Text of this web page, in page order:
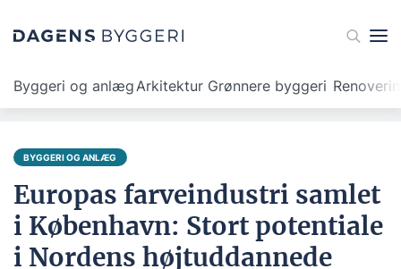
Byggeri og anlægArkitektur Grønnere byggeri
BYGGERI OG ANLÆG
Europas farveindustri samlet
i København: Stort potentiale
i Nordens højtuddannede